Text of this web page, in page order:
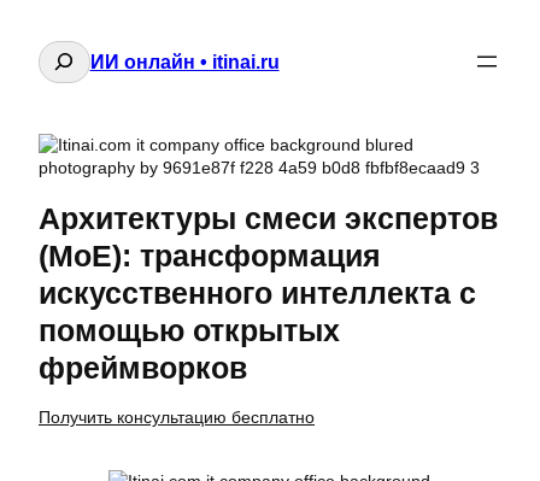
Поиск
ИИ онлайн • itinai.ru
Архитектуры смеси экспертов
(MoE): трансформация
искусственного интеллекта с
помощью открытых
фреймворков
Получить консультацию бесплатно